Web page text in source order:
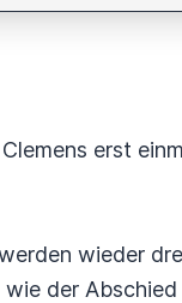
erst
wieder
der